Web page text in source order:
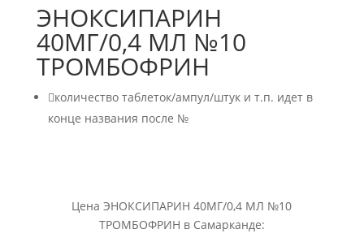
ЭНОКСИПАРИН
40МГ/0,4 МЛ №10
ТРОМБОФРИН
количество таблеток/ампул/штук и т.п. идет в
конце названия после №
Цена ЭНОКСИПАРИН 40МГ/0,4 МЛ №10
ТРОМБОФРИН в Самарканде: